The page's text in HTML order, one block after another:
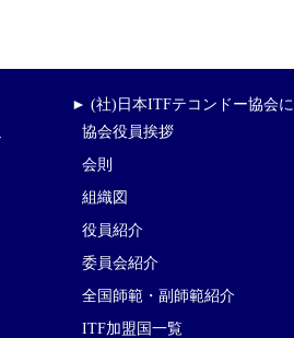
► (社)日本ITFテコンドー協会
協会役員挨拶
会則
組織図
役員紹介
委員会紹介
全国師範・副師範紹介
ITF加盟国一覧